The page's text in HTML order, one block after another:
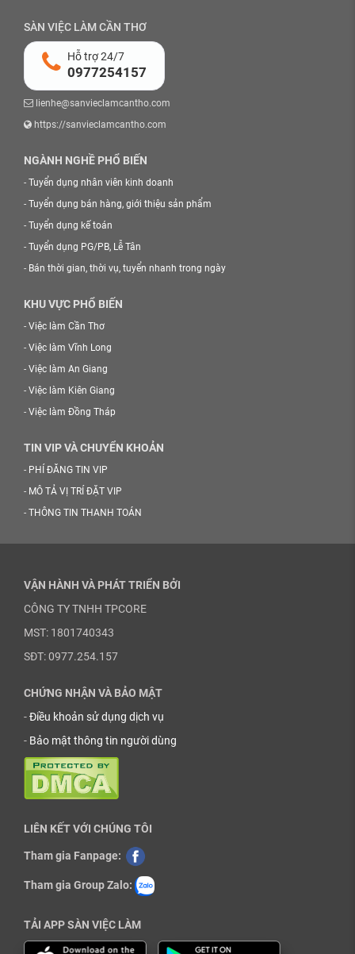
SÀN VIỆC LÀM CẦN THƠ
Hỗ trợ 24/7
0977254157
lienhe@sanvieclamcantho.com
https://sanvieclamcantho.com
NGÀNH NGHỀ PHỔ BIẾN
- Tuyển dụng nhân viên kinh doanh
- Tuyển dụng bán hàng, giới thiệu sản phẩm
- Tuyển dụng kế toán
- Tuyển dụng PG/PB, Lễ Tân
- Bán thời gian, thời vụ, tuyển nhanh trong ngày
KHU VỰC PHỔ BIẾN
- Việc làm Cần Thơ
- Việc làm Vĩnh Long
- Việc làm An Giang
- Việc làm Kiên Giang
- Việc làm Đồng Tháp
TIN VIP VÀ CHUYỂN KHOẢN
- PHÍ ĐĂNG TIN VIP
- MÔ TẢ VỊ TRÍ ĐẶT VIP
- THÔNG TIN THANH TOÁN
VẬN HÀNH VÀ PHÁT TRIỂN BỞI
CÔNG TY TNHH TPCORE
MST: 1801740343
SĐT: 0977.254.157
CHỨNG NHẬN VÀ BẢO MẬT
-Điều khoản sử dụng dịch vụ
- Bảo mật thông tin người dùng
LIÊN KẾT VỚI CHÚNG TÔI
Tham gia Fanpage:
Tham gia Group Zalo:
TẢI APP SÀN VIỆC LÀM